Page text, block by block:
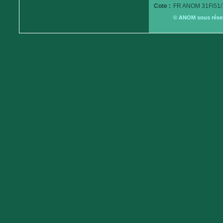
Cote : FR ANOM
© ANOM sous